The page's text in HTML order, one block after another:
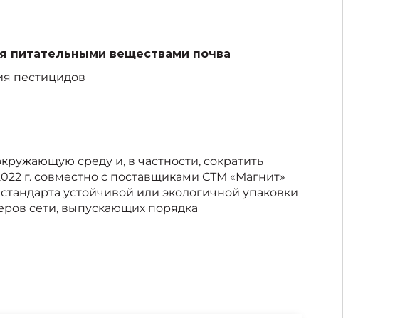
питательными веществами почва
пестицидов
среду и, в частности, сократить
г. совместно с поставщиками СТМ «Магнит»
устойчивой или экологичной упаковки
сети, выпускающих порядка